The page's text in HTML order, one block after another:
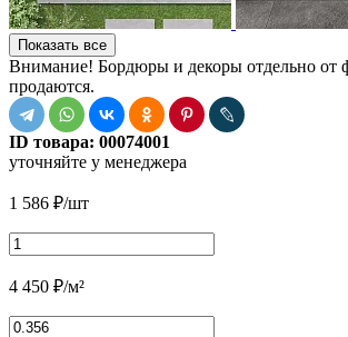
Показать все
Внимание! Бордюры и декоры отдельно от
продаются.
ID товара: 00074001
уточняйте у менеджера
1 586 ₽/шт
4 450 ₽/м²